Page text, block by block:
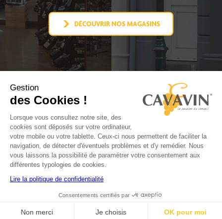
DÉCOUVRIR NOS MAGASINS
L'UNIVERS CAVAVIN
DEVENIR CAVISTE
ACTUALITÉS
CONTACT
FACEBOOK
YOUTUBE
LINKEDIN
INSTAGRAM
Politique de
Politique
cookies
Plan
Gestion
des Cookies !
Lorsque vous consultez notre site, des
cookies sont déposés sur votre ordinateur,
votre mobile ou votre tablette. Ceux-ci nous permettent de faciliter la
navigation, de détecter d'éventuels problèmes et d'y remédier. Nous
vous laissons la possibilité de paramétrer votre consentement aux
différentes typologies de cookies.
Lire la politique de confidentialité
Consentements certifiés par
Non merci Je choisis OK pour moi